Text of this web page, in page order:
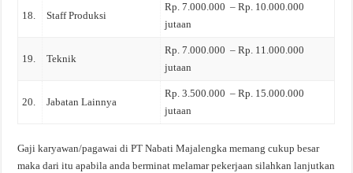
18. Staff Produksi
Rp. 7.000.000 – Rp. 10.000.000
jutaan
19. Teknik
Rp. 7.000.000 – Rp. 11.000.000
jutaan
20. Jabatan Lainnya
Rp. 3.500.000 – Rp. 15.000.000
jutaan
Gaji karyawan/pagawai di PT Nabati Majalengka memang cukup besar
maka dari itu apabila anda berminat melamar pekerjaan silahkan lanjutkan